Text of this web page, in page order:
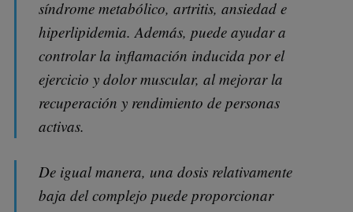
síndrome metabólico, artritis, ansiedad e
hiperlipidemia. Además, puede ayudar a
controlar la inflamación inducida por el
ejercicio y dolor muscular, al mejorar la
recuperación y rendimiento de personas
activas.
De igual manera, una dosis relativamente
baja del complejo puede proporcionar